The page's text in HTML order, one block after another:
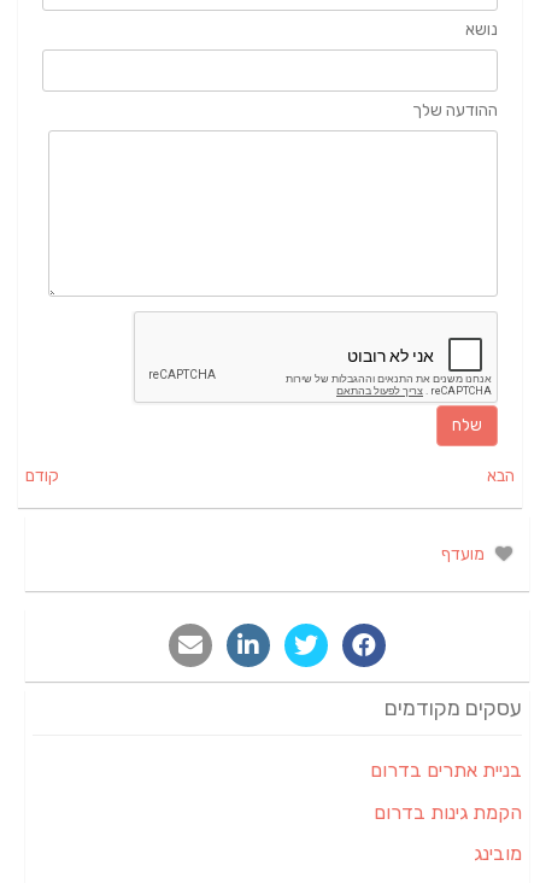
נושא
ההודעה שלך
קודם הבא
מועדף
עסקים מקודמים
בניית אתרים בדרום
הקמת גינות בדרום
מובינג